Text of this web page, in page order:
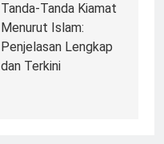
Tanda-Tanda Kiamat
Menurut Islam:
Penjelasan Lengkap
dan Terkini